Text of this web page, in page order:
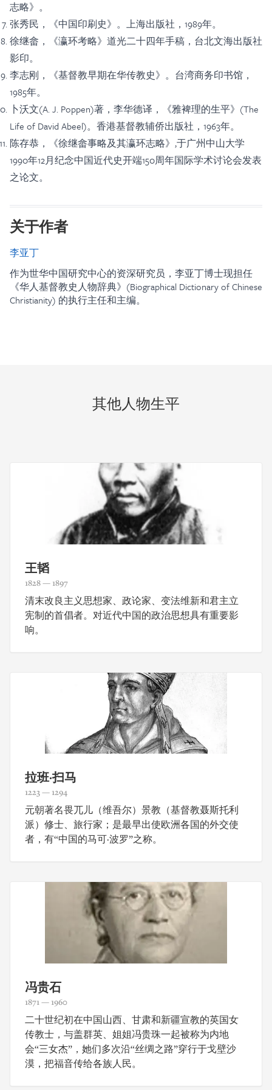
志略》。
张秀民，《中国印刷史》。上海出版社，1989年。
徐继畲，《瀛环考略》道光二十四年手稿，台北文海出版社
影印。
李志刚，《基督教早期在华传教史》。台湾商务印书馆，
1985年。
卜沃文(A. J. Poppen)著，李华德译，《雅裨理的生平》(The
Life of David Abeel)。香港基督教辅侨出版社，1963年。
陈存恭，《徐继畲事略及其瀛环志略》,于广州中山大学
1990年12月纪念中国近代史开端150周年国际学术讨论会发表
之论文。
关于作者
李亚丁
作为世华中国研究中心的资深研究员，李亚丁博士现担任
《华人基督教史人物辞典》(Biographical Dictionary of Chinese
Christianity) 的执行主任和主编。
其他人物生平
王韬
1828 — 1897
清末改良主义思想家、政论家、变法维新和君主立
宪制的首倡者。对近代中国的政治思想具有重要影
响。
拉班·扫马
1223 — 1294
元朝著名畏兀儿（维吾尔）景教（基督教聂斯托利
派）修士、旅行家；是最早出使欧洲各国的外交使
者，有“中国的马可·波罗”之称。
冯贵石
1871 — 1960
二十世纪初在中国山西、甘肃和新疆宣教的英国女
传教士，与盖群英、姐姐冯贵珠一起被称为内地
会“三女杰”，她们多次沿“丝绸之路”穿行于戈壁沙
漠，把福音传给各族人民。